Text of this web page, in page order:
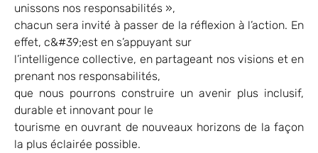
unissons nos responsabilités »,
chacun sera invité à passer de la réflexion à l’action. En
effet, c&#39;est en s’appuyant sur
l’intelligence collective, en partageant nos visions et en
prenant nos responsabilités,
que nous pourrons construire un avenir plus inclusif,
durable et innovant pour le
tourisme en ouvrant de nouveaux horizons de la façon
la plus éclairée possible.